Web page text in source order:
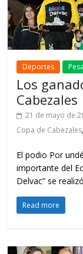
Deportes
Los
Cabezales
21 de mayo de
Copa de Cabezales,
El podio Por
importante del
Delvac” se realizó
Read more